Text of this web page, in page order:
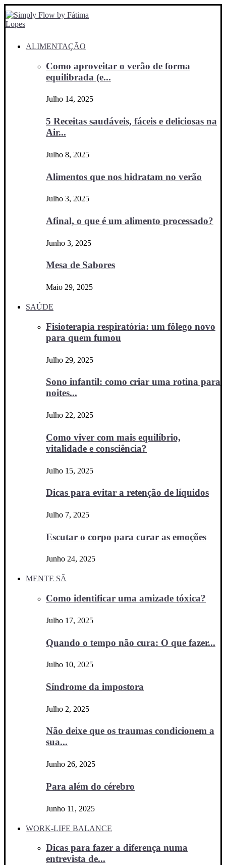
ALIMENTAÇÃO
Como aproveitar o verão de forma
equilibrada (e...
Julho 14, 2025
5 Receitas saudáveis, fáceis e deliciosas na
Air...
Julho 8, 2025
Alimentos que nos hidratam no verão
Julho 3, 2025
Afinal, o que é um alimento processado?
Junho 3, 2025
Mesa de Sabores
Maio 29, 2025
SAÚDE
Fisioterapia respiratória: um fôlego novo
para quem fumou
Julho 29, 2025
Sono infantil: como criar uma rotina para
noites...
Julho 22, 2025
Como viver com mais equilíbrio,
vitalidade e consciência?
Julho 15, 2025
Dicas para evitar a retenção de líquidos
Julho 7, 2025
Escutar o corpo para curar as emoções
Junho 24, 2025
MENTE SÃ
Como identificar uma amizade tóxica?
Julho 17, 2025
Quando o tempo não cura: O que fazer...
Julho 10, 2025
Síndrome da impostora
Julho 2, 2025
Não deixe que os traumas condicionem a
sua...
Junho 26, 2025
Para além do cérebro
Junho 11, 2025
WORK-LIFE BALANCE
Dicas para fazer a diferença numa
entrevista de...